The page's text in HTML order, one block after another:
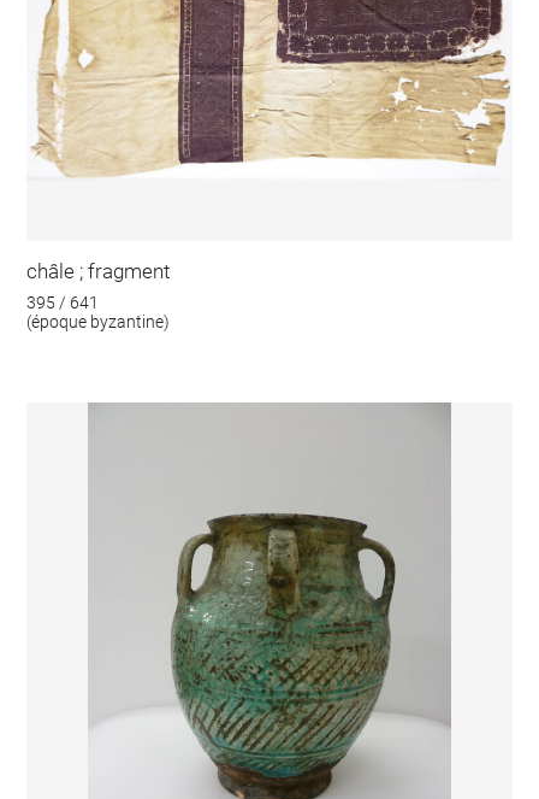
châle ; fragment
395 / 641
(époque byzantine)